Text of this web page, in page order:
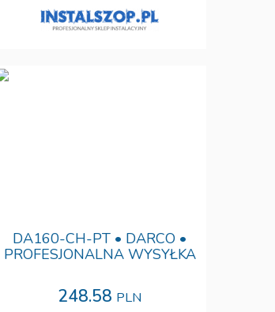
DA160-CH-PT • DARCO •
PROFESJONALNA WYSYŁKA
248.58 PLN